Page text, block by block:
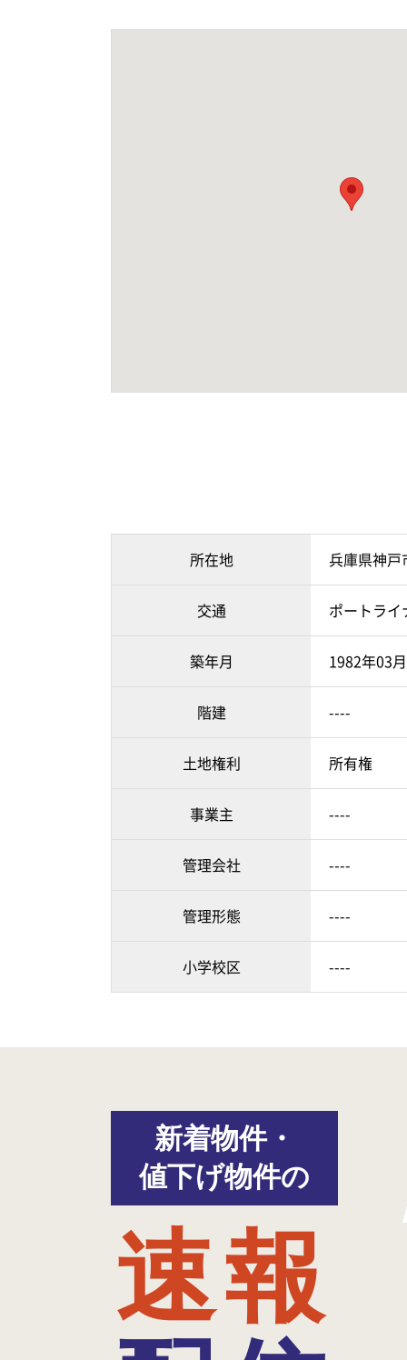
所在地 兵庫県神戸
交通 ポートラ
築年月 1982年03
階建 ----
土地権利 所有権
事業主 ----
管理会社 ----
管理形態 ----
小学校区 ----
新着物件・
値下げ物件の
速報